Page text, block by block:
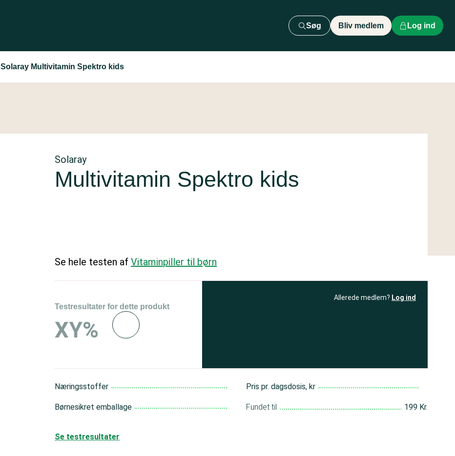
Søg Bliv medlem Log ind
Solaray Multivitamin Spektro kids
Solaray
Multivitamin Spektro kids
Se hele testen afVitaminpiller til børn
Testresultater for dette produkt
XY%
Allerede medlem? Log ind
Næringsstoffer
Børnesikret emballage
Pris pr. dagsdosis, kr
Fundet til 199 Kr.
Se testresultater